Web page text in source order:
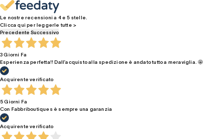
Le nostre recensioni a 4 e 5 stelle.
Clicca qui per leggerle tutte >
Precedente Successivo
3 Giorni Fa
Esperienza perfetta!! Dall’acquisto alla spedizione è andato tutto a meraviglia. 🤩
Acquirente verificato
5 Giorni Fa
Con Fabbriboutiques è sempre una garanzia
Acquirente verificato